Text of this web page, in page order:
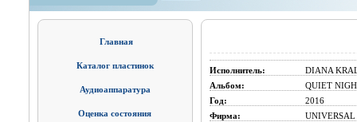
Главная
Каталог пластинок
Аудиоаппаратура
Оценка состояния
Исполнитель:
DIANA
Альбом:
QUIET
Год:
2016
Фирма:
UNIVERSAL